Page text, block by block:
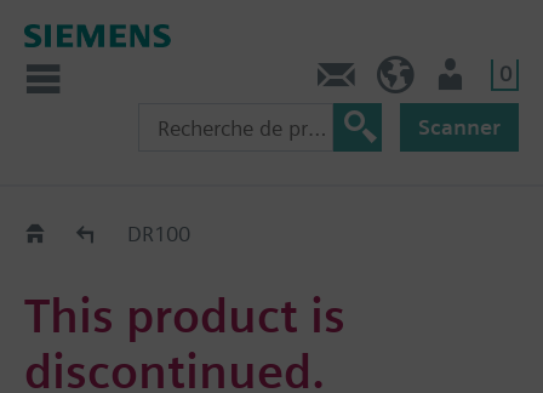
0
Scanner
Old2NewDR100
This product is
discontinued.